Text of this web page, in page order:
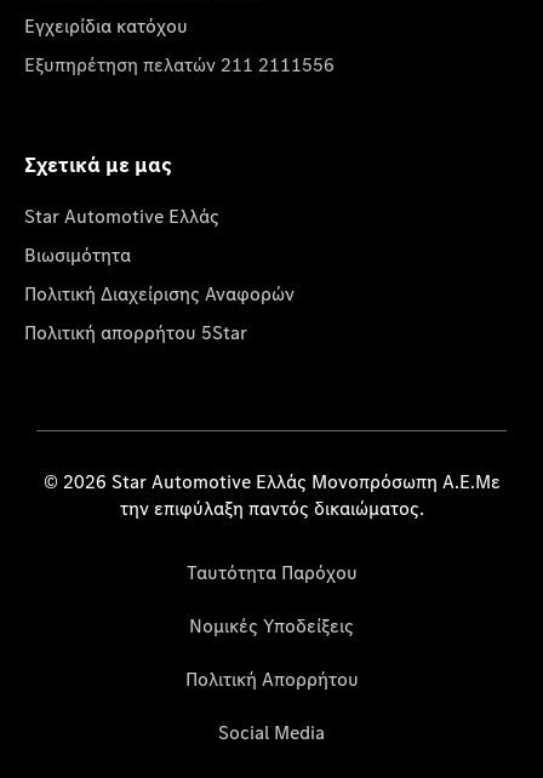
Εγχειρίδια κατόχου
Εξυπηρέτηση πελατών 211 2111556
Σχετικά με μας
Star Automotive Ελλάς
Βιωσιμότητα
Πολιτική Διαχείρισης Αναφορών
Πολιτική απορρήτου 5Star
© 2026 Star Automotive Ελλάς Μονοπρόσωπη Α.Ε.Με
την επιφύλαξη παντός δικαιώματος.
Ταυτότητα Παρόχου
Νομικές Υποδείξεις
Πολιτική Απορρήτου
Social Media